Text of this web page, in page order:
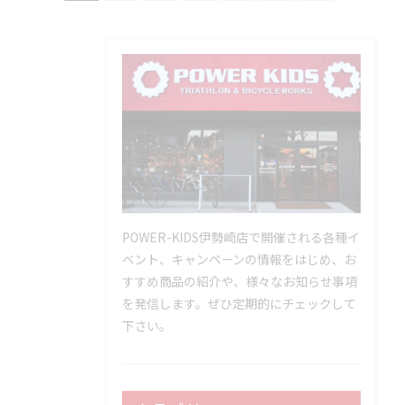
POWER-KIDS伊勢崎店で開催される各種イ
ベント、キャンペーンの情報をはじめ、お
すすめ商品の紹介や、様々なお知らせ事項
を発信します。ぜひ定期的にチェックして
下さい。